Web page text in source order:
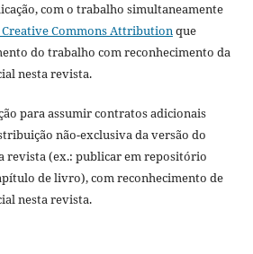
com o trabalho simultaneamente
Creative Commons Attributionque
do trabalho com reconhecimento da
nesta revista.
para assumir contratos adicionais
não-exclusiva da versão do
revista (ex.: publicar em repositório
de livro), com reconhecimento de
nesta revista.